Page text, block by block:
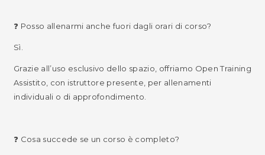
❓ Posso allenarmi anche fuori dagli orari di corso?
Sì.
Grazie all’uso esclusivo dello spazio, offriamo Open Training
Assistito, con istruttore presente, per allenamenti
individuali o di approfondimento.
❓ Cosa succede se un corso è completo?